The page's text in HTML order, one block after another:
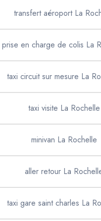
transfert aéroport La
prise en charge de colis La
taxi circuit sur mesure La
taxi visite La Rochelle
minivan La Rochelle
aller retour La
taxi gare saint charles La